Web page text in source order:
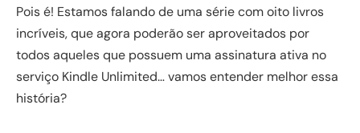
Pois é! Estamos falando de uma série com oito livros
incríveis, que agora poderão ser aproveitados por
todos aqueles que possuem uma assinatura ativa no
serviço Kindle Unlimited… vamos entender melhor essa
história?